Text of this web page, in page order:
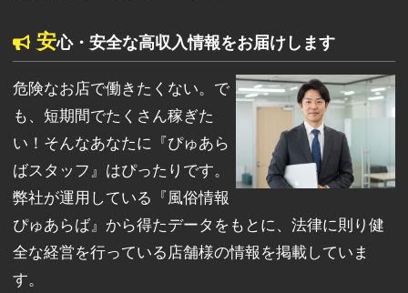
安心・安全な高収入情報をお届けします
危険なお店で働きたくない。で
も、短期間でたくさん稼ぎた
い！そんなあなたに『ぴゅあら
ばスタッフ』はぴったりです。
弊社が運用している『風俗情報
ぴゅあらば』から得たデータをもとに、法律に則り健
全な経営を行っている店舗様の情報を掲載していま
す。